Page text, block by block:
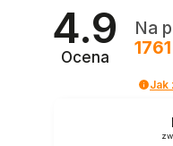
4.9
Ocena
Na
1761
Jak